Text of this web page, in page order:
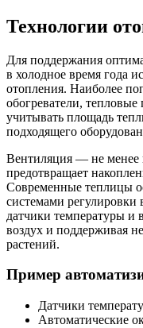
Технологии
Для поддержания
в холодное время года
отопления. Наиболее
обогреватели,
учитывать площадь
подходящего
Вентиляция — не менее
предотвращает
Современные теплицы
системами регулировки
датчики температуры и
воздух и поддерживая
растений.
Пример
Датчики
Автоматические